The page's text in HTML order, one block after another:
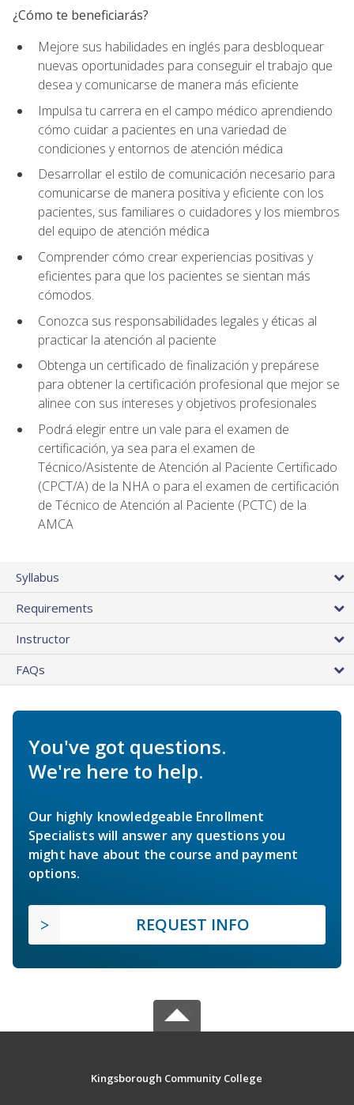
¿Cómo te beneficiarás?
Mejore sus habilidades en inglés para desbloquear
nuevas oportunidades para conseguir el trabajo que
desea y comunicarse de manera más eficiente
Impulsa tu carrera en el campo médico aprendiendo
cómo cuidar a pacientes en una variedad de
condiciones y entornos de atención médica
Desarrollar el estilo de comunicación necesario para
comunicarse de manera positiva y eficiente con los
pacientes, sus familiares o cuidadores y los miembros
del equipo de atención médica
Comprender cómo crear experiencias positivas y
eficientes para que los pacientes se sientan más
cómodos.
Conozca sus responsabilidades legales y éticas al
practicar la atención al paciente
Obtenga un certificado de finalización y prepárese
para obtener la certificación profesional que mejor se
alinee con sus intereses y objetivos profesionales
Podrá elegir entre un vale para el examen de
certificación, ya sea para el examen de
Técnico/Asistente de Atención al Paciente Certificado
(CPCT/A) de la NHA o para el examen de certificación
de Técnico de Atención al Paciente (PCTC) de la
AMCA
Syllabus
Requirements
Instructor
FAQs
You've got questions.
We're here to help.
Our highly knowledgeable Enrollment
Specialists will answer any questions you
might have about the course and payment
options.
REQUEST INFO
Kingsborough Community College